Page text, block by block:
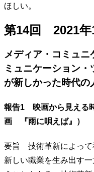
ほしい。
第14回 2021年
メディア・コミュ
ミュニケーション
が新しかった時代の
報告1 映画から見える
画 『雨に唄えば』）
要旨 技術革新によって
新しい職業を生み出す